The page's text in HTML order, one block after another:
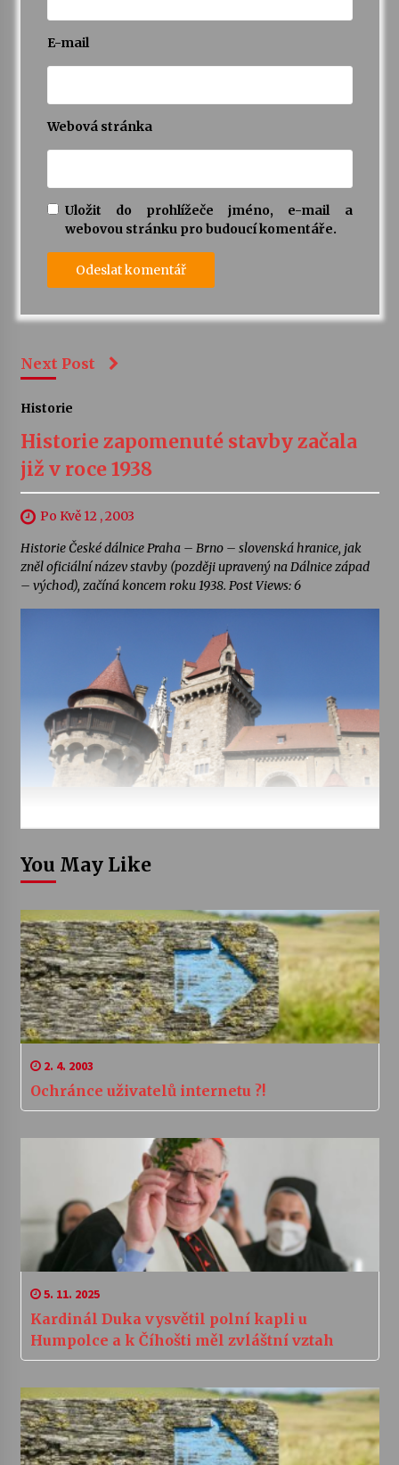
E-mail
Webová stránka
Uložit do prohlížeče jméno, e-mail a
webovou stránku pro budoucí komentáře.
Next Post
Historie
Historie zapomenuté stavby začala
již v roce 1938
Po Kvě 12 , 2003
Historie České dálnice Praha – Brno – slovenská hranice, jak
zněl oficiální název stavby (později upravený na Dálnice západ
– východ), začíná koncem roku 1938. Post Views: 6
You May Like
2. 4. 2003
Ochránce uživatelů internetu ?!
5. 11. 2025
Kardinál Duka vysvětil polní kapli u
Humpolce a k Číhošti měl zvláštní vztah